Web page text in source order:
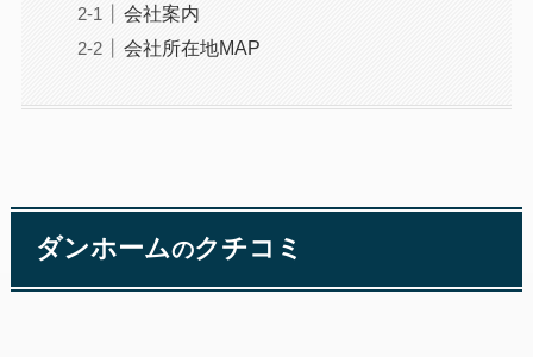
会社案内
会社所在地MAP
ダンホームのクチコミ